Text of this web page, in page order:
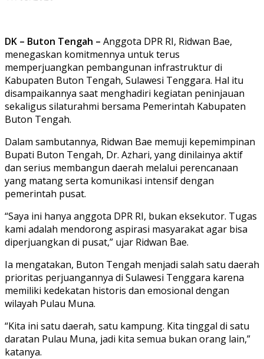
DK – Buton Tengah – Anggota DPR RI, Ridwan Bae,
menegaskan komitmennya untuk terus
memperjuangkan pembangunan infrastruktur di
Kabupaten Buton Tengah, Sulawesi Tenggara. Hal itu
disampaikannya saat menghadiri kegiatan peninjauan
sekaligus silaturahmi bersama Pemerintah Kabupaten
Buton Tengah.
Dalam sambutannya, Ridwan Bae memuji kepemimpinan
Bupati Buton Tengah, Dr. Azhari, yang dinilainya aktif
dan serius membangun daerah melalui perencanaan
yang matang serta komunikasi intensif dengan
pemerintah pusat.
“Saya ini hanya anggota DPR RI, bukan eksekutor. Tugas
kami adalah mendorong aspirasi masyarakat agar bisa
diperjuangkan di pusat,” ujar Ridwan Bae.
Ia mengatakan, Buton Tengah menjadi salah satu daerah
prioritas perjuangannya di Sulawesi Tenggara karena
memiliki kedekatan historis dan emosional dengan
wilayah Pulau Muna.
“Kita ini satu daerah, satu kampung. Kita tinggal di satu
daratan Pulau Muna, jadi kita semua bukan orang lain,”
katanya.